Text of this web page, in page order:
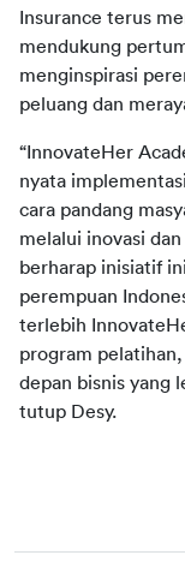
Insurance terus
mendukung
menginspirasi
“InnovateHer
nyata
cara pandang
melalui inovasi
berharap inisiatif
perempuan
terlebih
program
depan bisnis yang